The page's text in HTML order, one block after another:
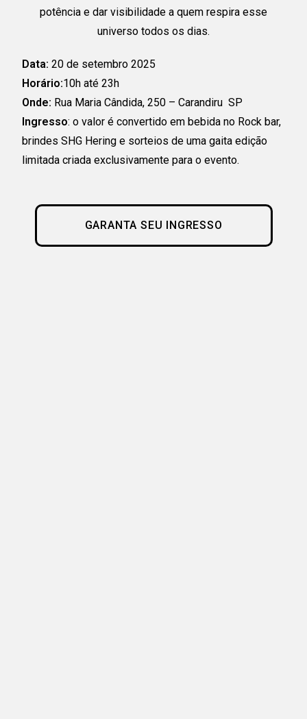
potência e dar visibilidade a quem respira esse
universo todos os dias.
Data: 20 de setembro 2025
Horário:10h até 23h
Onde: Rua Maria Cândida, 250 – Carandiru SP
Ingresso: o valor é convertido em bebida no Rock bar,
brindes SHG Hering e sorteios de uma gaita edição
limitada criada exclusivamente para o evento.
GARANTA SEU INGRESSO